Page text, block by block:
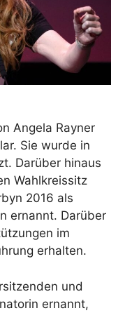
Angela Rayner
Sie wurde in
Darüber hinaus
Wahlkreissitz
2016 als
ernannt. Darüber
im
erhalten.
und
ernannt,